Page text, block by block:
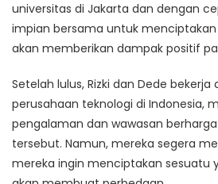
universitas di Jakarta dan dengan
impian bersama untuk menciptakan
akan memberikan dampak positif
Setelah lulus, Rizki dan Dede bekerja
perusahaan teknologi di Indonesia,
pengalaman dan wawasan
tersebut. Namun, mereka segera
mereka ingin menciptakan sesuatu